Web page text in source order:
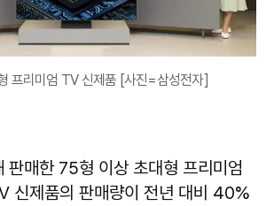
프리미엄 TV 신제품 [사진=삼성전자]
판매한 75형 이상 초대형 프리미엄
신제품의 판매량이 전년 대비 40%